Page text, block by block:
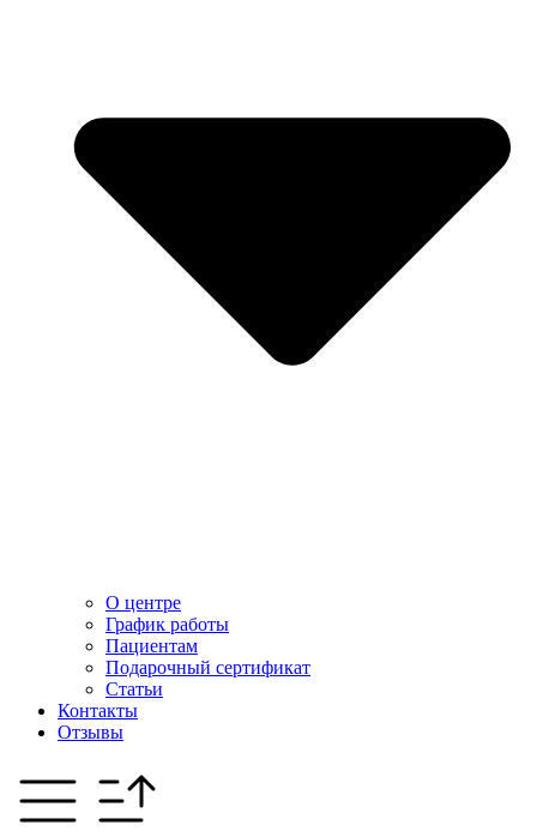
О центре
График работы
Пациентам
Подарочный сертификат
Статьи
Контакты
Отзывы